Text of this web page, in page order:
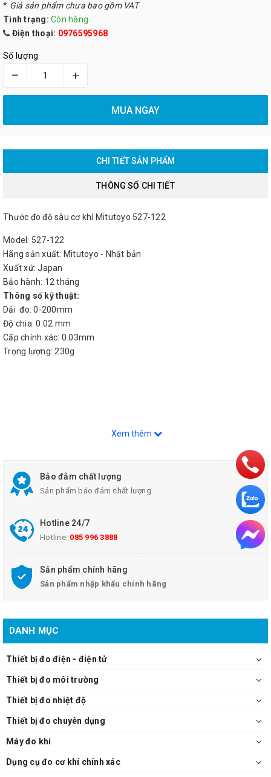
* Giá sản phẩm chưa bao gồm VAT
Tình trạng: Còn hàng
Điện thoại: 0976595968
Số lượng
– +
MUA NGAY
CHI TIẾT SẢN PHẨM
THÔNG SỐ CHI TIẾT
Thước đo độ sâu cơ khí Mitutoyo 527-122
Model: 527-122
Hãng sản xuất: Mitutoyo - Nhật bản
Xuất xứ: Japan
Bảo hành: 12 tháng
Thông số kỹ thuật:
Dải đo: 0-200mm
Độ chia: 0.02 mm
Cấp chính xác: 0.03mm
Trọng lượng: 230g
Xem thêm
Bảo đảm chất lượng
Sản phẩm bảo đảm chất lượng.
Hotline 24/7
Hotline: 085 996 3888
Sản phẩm chính hãng
Sản phẩm nhập khẩu chính hãng
DANH MỤC
Thiết bị đo điện - điện tử
Thiết bị đo môi trường
Thiết bị đo nhiệt độ
Thiết bị đo chuyên dụng
Máy đo khí
Dụng cụ đo cơ khí chính xác